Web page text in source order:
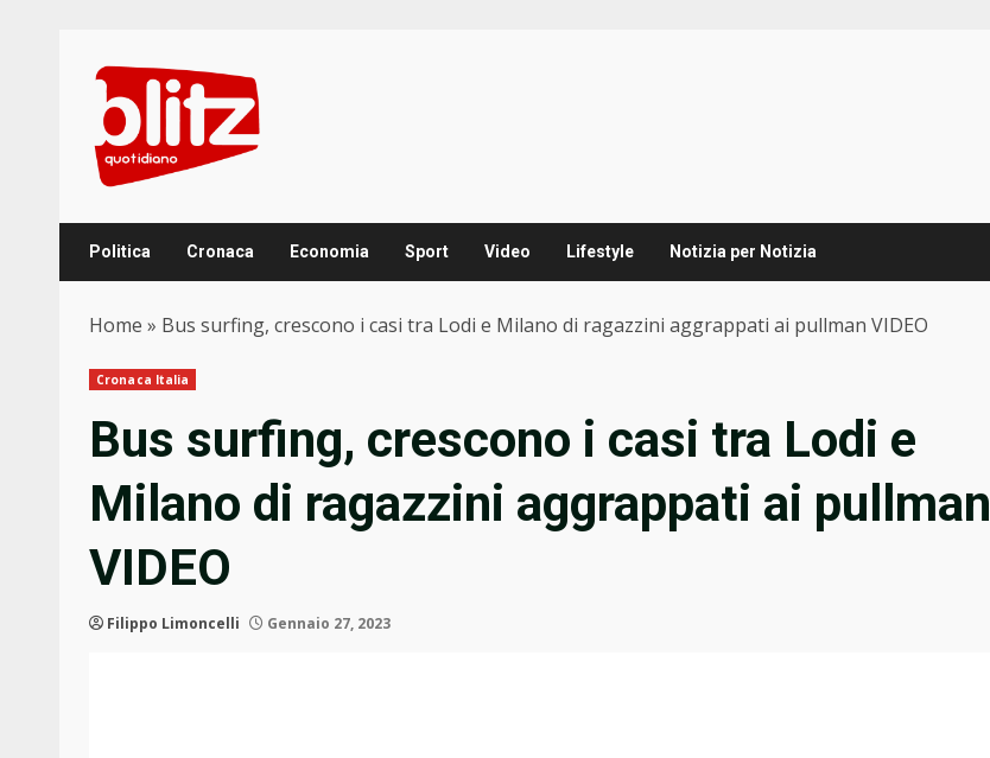
content
Politica Cronaca Economia Sport Video Lifestyle Notizia per Notizia
Home » Bus surfing, crescono i casi tra Lodi e Milano di ragazzini aggrappati ai pullman VIDEO
Cronaca Italia
Bus surfing, crescono i casi tra Lodi e
Milano di ragazzini aggrappati ai pullman
VIDEO
Filippo Limoncelli Gennaio 27, 2023